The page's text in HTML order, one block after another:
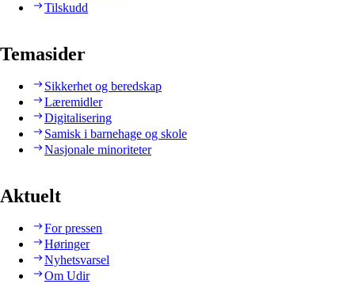
Tilskudd
Temasider
Sikkerhet og beredskap
Læremidler
Digitalisering
Samisk i barnehage og skole
Nasjonale minoriteter
Aktuelt
For pressen
Høringer
Nyhetsvarsel
Om Udir